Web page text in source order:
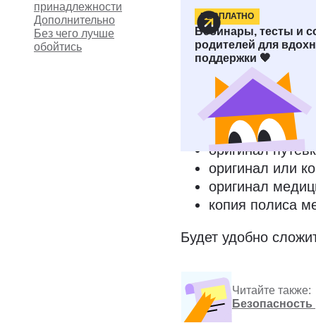
принадлежности
Дополнительно
Без чего лучше
обойтись
БЕСПЛАТНО
Вебинары, тесты и
родителей для
поддержки 🧡
Документы
Полный перечень
на путёвке или
стандартные:
копия
оригинал
оригинал или
оригинал
копия полиса
Будет удобно
Читайте также: